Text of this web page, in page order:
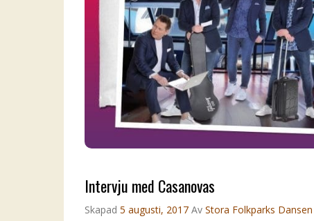
Intervju med Casanovas
Skapad 5 augusti, 2017 Av Stora Folkparks Dansen